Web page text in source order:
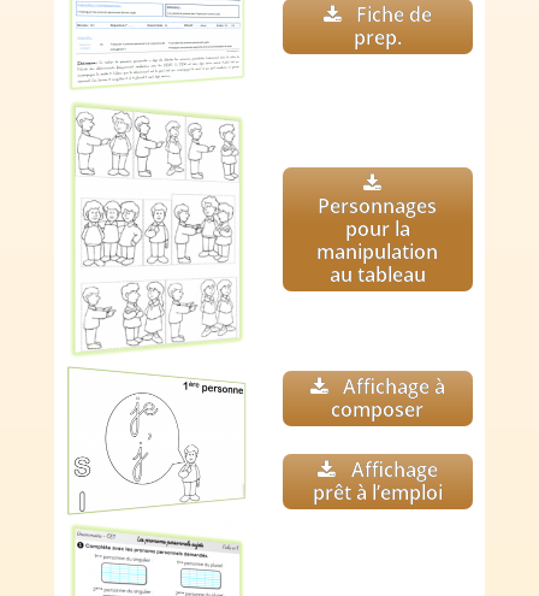
Fiche de
prep.
Personnages
pour la
manipulation
au tableau
Affichage à
composer
Affichage
prêt à l’emploi